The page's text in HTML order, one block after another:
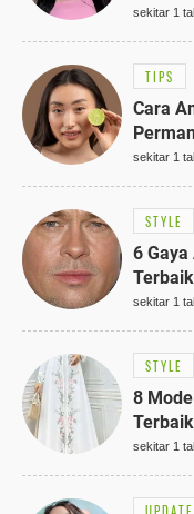
sekitar 1
TIPS
Cara
sekitar 1
STYLE
6
sekitar 1
STYLE
8
hingga
sekitar 1
UPDATE